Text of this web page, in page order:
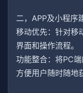
二，APP及小程序
移动优先：针对移
界面和操作流程。
功能整合：将PC端
方便用户随时随地